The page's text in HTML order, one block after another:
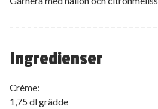
Ingredienser
Crème:
1,75 dl grädde